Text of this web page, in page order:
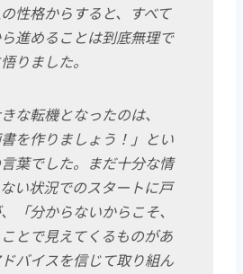
性格からすると、すべて
進めることは到底無理で
りました。
な転機となったのは、
書を作りましょう！」とい
葉でした。まだ十分な情
い状況でのスタートに戸
「分からないからこそ、
とで見えてくるものがあ
バイスを信じて取り組ん